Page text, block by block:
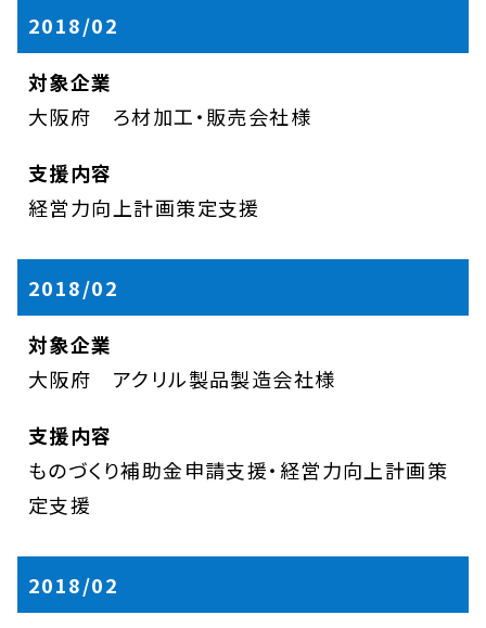
2018/02
大阪府 ろ材加工・販売会社様
経営力向上計画策定支援
2018/02
大阪府 アクリル製品製造会社様
ものづくり補助金申請支援・経営力向上計画策
定支援
2018/02